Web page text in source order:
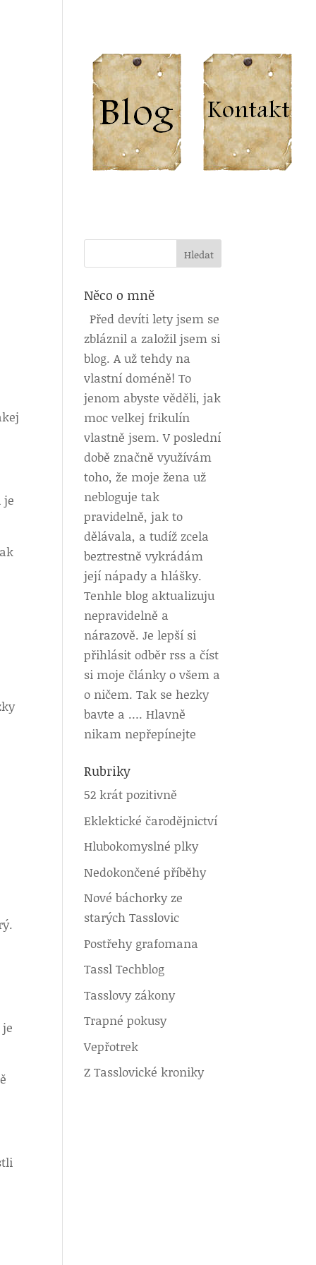
je
Něco o mně
Před devíti lety jsem se
zbláznil a založil jsem si
blog. A už tehdy na
vlastní doméně! To
jenom abyste věděli, jak
moc velkej frikulín
vlastně jsem. V poslední
době značně využívám
toho, že moje žena už
nebloguje tak
pravidelně, jak to
dělávala, a tudíž zcela
beztrestně vykrádám
její nápady a hlášky.
Tenhle blog aktualizuju
nepravidelně a
nárazově. Je lepší si
přihlásit odběr rss a číst
si moje články o všem a
o ničem. Tak se hezky
bavte a …. Hlavně
nikam nepřepínejte
Rubriky
52 krát pozitivně
Eklektické čarodějnictví
Hlubokomyslné plky
Nedokončené příběhy
Nové báchorky ze
starých Tasslovic
Postřehy grafomana
Tassl Techblog
Tasslovy zákony
Trapné pokusy
Vepřotrek
Z Tasslovické kroniky